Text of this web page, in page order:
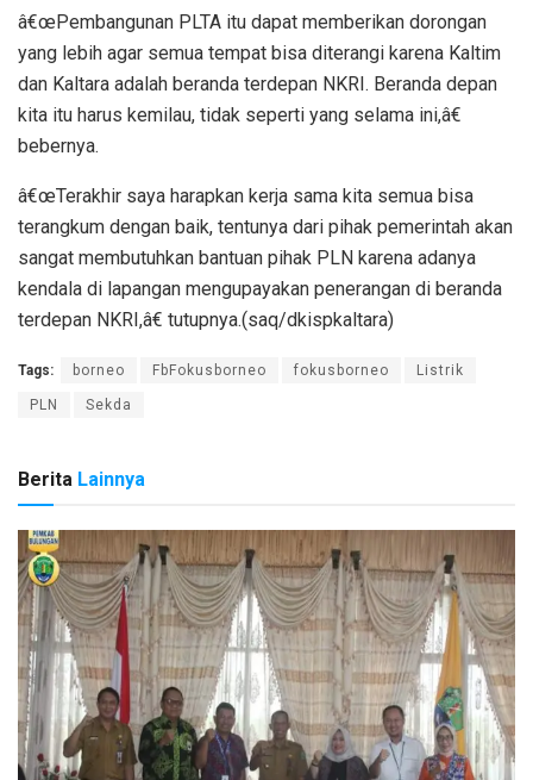
â€œPembangunan PLTA itu dapat memberikan dorongan
yang lebih agar semua tempat bisa diterangi karena Kaltim
dan Kaltara adalah beranda terdepan NKRI. Beranda depan
kita itu harus kemilau, tidak seperti yang selama ini,â€
bebernya.
â€œTerakhir saya harapkan kerja sama kita semua bisa
terangkum dengan baik, tentunya dari pihak pemerintah akan
sangat membutuhkan bantuan pihak PLN karena adanya
kendala di lapangan mengupayakan penerangan di beranda
terdepan NKRI,â€ tutupnya.(saq/dkispkaltara)
Tags: borneo FbFokusborneo fokusborneo Listrik
PLN Sekda
Berita Lainnya